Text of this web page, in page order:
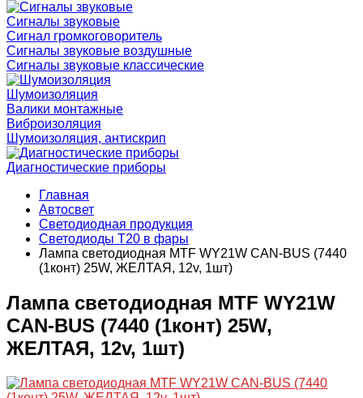
Сигналы звуковые
Сигнал громкоговоритель
Сигналы звуковые воздушные
Сигналы звуковые классические
Шумоизоляция
Валики монтажные
Виброизоляция
Шумоизоляция, антискрип
Диагностические приборы
Главная
Автосвет
Светодиодная продукция
Светодиоды T20 в фары
Лампа светодиодная MTF WY21W CAN-BUS (7440
(1конт) 25W, ЖЕЛТАЯ, 12v, 1шт)
Лампа светодиодная MTF WY21W
CAN-BUS (7440 (1конт) 25W,
ЖЕЛТАЯ, 12v, 1шт)